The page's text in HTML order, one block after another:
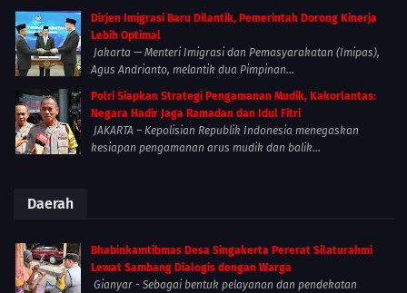
Dirjen Imigrasi Baru Dilantik, Pemerintah Dorong Kinerja
Lebih Optimal
Jakarta — Menteri Imigrasi dan Pemasyarakatan (Imipas),
Agus Andrianto, melantik dua Pimpinan...
Polri Siapkan Strategi Pengamanan Mudik, Kakorlantas:
Negara Hadir Jaga Ramadan dan Idul Fitri
JAKARTA – Kepolisian Republik Indonesia menegaskan
kesiapan pengamanan arus mudik dan balik...
Daerah
Bhabinkamtibmas Desa Singakerta Pererat Silaturahmi
Lewat Sambang Dialogis dengan Warga
Gianyar - Sebagai bentuk pelayanan dan pendekatan